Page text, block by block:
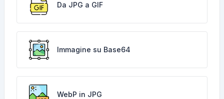
Da JPG a GIF
Immagine su Base64
WebP in JPG